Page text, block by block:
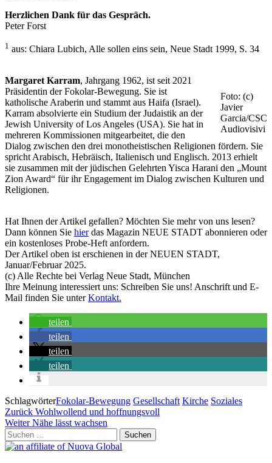
Herzlichen Dank für das Gespräch.
Peter Forst
1 aus: Chiara Lubich, Alle sollen eins sein, Neue Stadt 1999, S. 34
Foto: (c)
Javier
Garcia/CSC
Audiovisivi
Margaret Karram, Jahrgang 1962, ist seit 2021
Präsidentin der Fokolar-Bewegung. Sie ist
katholische Araberin und stammt aus Haifa (Israel).
Karram absolvierte ein Studium der Judaistik an der
Jewish University of Los Angeles (USA). Sie hat in
mehreren Kommissionen mitgearbeitet, die den
Dialog zwischen den drei monotheistischen Religionen fördern. Sie
spricht Arabisch, Hebräisch, Italienisch und Englisch. 2013 erhielt
sie zusammen mit der jüdischen Gelehrten Yisca Harani den „Mount
Zion Award“ für ihr Engagement im Dialog zwischen Kulturen und
Religionen.
Hat Ihnen der Artikel gefallen? Möchten Sie mehr von uns lesen?
Dann können Sie hierdas Magazin NEUE STADT abonnieren oder
ein kostenloses Probe-Heft anfordern.
Der Artikel oben ist erschienen in der NEUEN STADT,
Januar/Februar 2025.
(c) Alle Rechte bei Verlag Neue Stadt, München
Ihre Meinung interessiert uns: Schreiben Sie uns! Anschrift und E-
Mail finden Sie unterKontakt.
teilen
teilen
teilen
teilen
SchlagwörterFokolar-Bewegung Gesellschaft Kirche Soziales
Beitragsnavigation
Vorheriger
Beitrag
Zurück Wohlwollend und hoffnungsvoll
Nächster
Beitrag
Weiter Nähe lässt wachsen
Suchen
nach: